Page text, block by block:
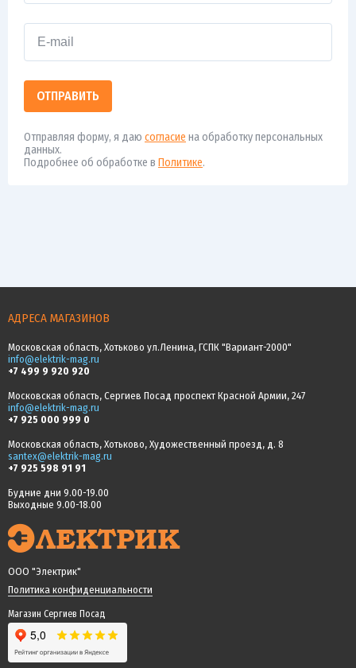
ОТПРАВИТЬ
Отправляя форму, я даю согласие на обработку персональных
данных.
Подробнее об обработке в Политике.
АДРЕСА МАГАЗИНОВ
Московская область, Хотьково ул.Ленина, ГСПК "Вариант-2000"
info@elektrik-mag.ru
+7 499 9 920 920
Московская область, Сергиев Посад проспект Красной Армии, 247
info@elektrik-mag.ru
+7 925 000 999 0
Московская область, Хотьково, Художественный проезд, д. 8
santex@elektrik-mag.ru
+7 925 598 91 91
Будние дни 9.00-19.00
Выходные 9.00-18.00
ООО "Электрик"
Политика конфиденциальности
Магазин Сергиев Посад